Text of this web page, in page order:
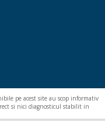
pe acest site au scop informativ
si nici diagnosticul stabilit in